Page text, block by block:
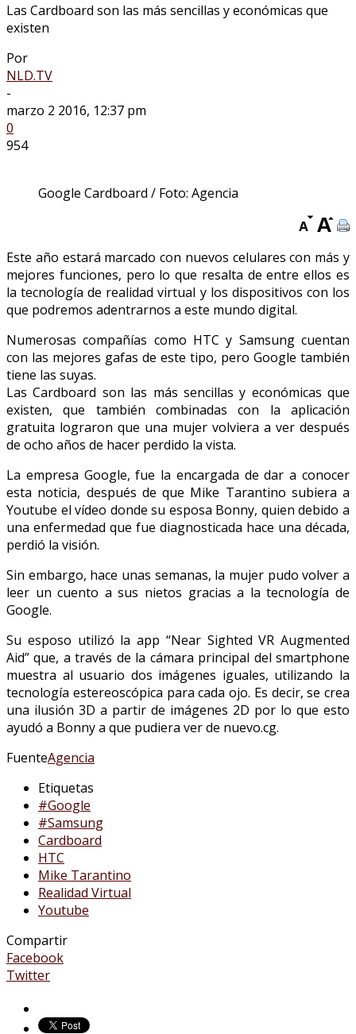
Las Cardboard son las más sencillas y económicas que
existen
Por
NLD.TV
-
marzo 2 2016, 12:37 pm
0
954
Google Cardboard / Foto: Agencia
Este año estará marcado con nuevos celulares con más y
mejores funciones, pero lo que resalta de entre ellos es
la tecnología de realidad virtual y los dispositivos con los
que podremos adentrarnos a este mundo digital.
Numerosas compañías como HTC y Samsung cuentan
con las mejores gafas de este tipo, pero Google también
tiene las suyas.
Las Cardboard son las más sencillas y económicas que
existen, que también combinadas con la aplicación
gratuita lograron que una mujer volviera a ver después
de ocho años de hacer perdido la vista.
La empresa Google, fue la encargada de dar a conocer
esta noticia, después de que Mike Tarantino subiera a
Youtube el vídeo donde su esposa Bonny, quien debido a
una enfermedad que fue diagnosticada hace una década,
perdió la visión.
Sin embargo, hace unas semanas, la mujer pudo volver a
leer un cuento a sus nietos gracias a la tecnología de
Google.
Su esposo utilizó la app “Near Sighted VR Augmented
Aid” que, a través de la cámara principal del smartphone
muestra al usuario dos imágenes iguales, utilizando la
tecnología estereoscópica para cada ojo. Es decir, se crea
una ilusión 3D a partir de imágenes 2D por lo que esto
ayudó a Bonny a que pudiera ver de nuevo.cg.
FuenteAgencia
Etiquetas
#Google
#Samsung
Cardboard
HTC
Mike Tarantino
Realidad Virtual
Youtube
Compartir
Facebook
Twitter